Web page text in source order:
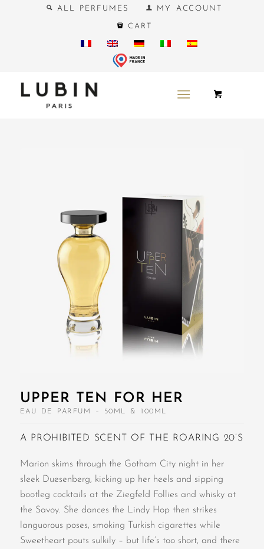
ALL PERFUMES MY ACCOUNT
CART
UPPER TEN FOR HER
EAU DE PARFUM – 50ML & 100ML
A PROHIBITED SCENT OF THE ROARING 20’S
Marion skims through the Gotham City night in her
sleek Duesenberg, kicking up her heels and sipping
bootleg cocktails at the Ziegfeld Follies and whisky at
the Savoy. She dances the Lindy Hop then strikes
languorous poses, smoking Turkish cigarettes while
Sweetheart pouts sulkily – but life’s too short, and there